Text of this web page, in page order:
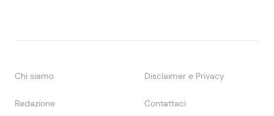
Chi siamo Disclaimer e Privacy
Redazione Contattaci